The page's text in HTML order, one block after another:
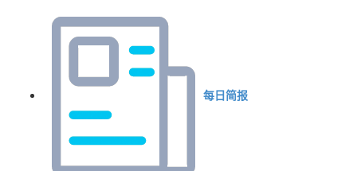
每日简报